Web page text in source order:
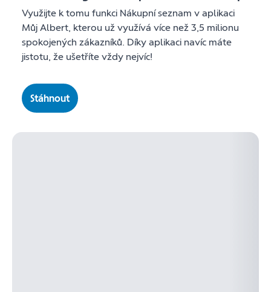
Využijte k tomu funkci Nákupní seznam v aplikaci
Můj Albert, kterou už využívá více než 3,5 milionu
spokojených zákazníků. Díky aplikaci navíc máte
jistotu, že ušetříte vždy nejvíc!
Stáhnout